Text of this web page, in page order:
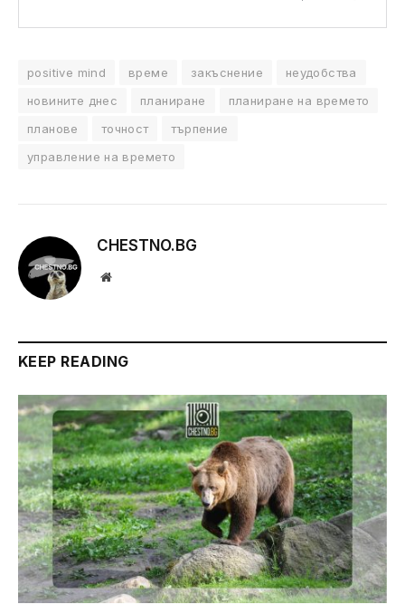
positive mind време закъснение
неудобства
новините днес
планиране
планиране на времето
планове
точност
търпение
управление на времето
CHESTNO.BG
Website
KEEP READING